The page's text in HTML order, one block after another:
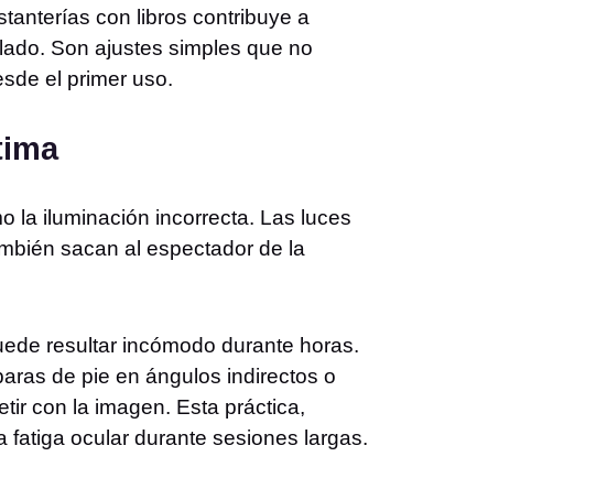
con libros contribuye a
Son ajustes simples que no
el primer uso.
la iluminación incorrecta. Las luces
sacan al espectador de la
resultar incómodo durante horas.
de pie en ángulos indirectos o
con la imagen. Esta práctica,
fatiga ocular durante sesiones largas.